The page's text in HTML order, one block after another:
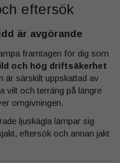
eftersök
är avgörande
framtagen för dig som
och hög driftsäkerhet
är särskilt uppskattad av
vilt och terräng på längre
omgivningen.
ljuskägla lämpar sig
eftersök och annan jakt